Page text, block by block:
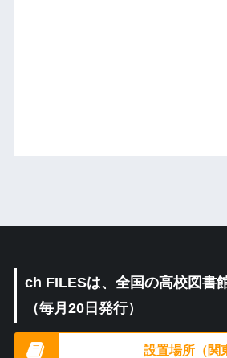
ch FILESは、全国の高校図書
（毎月20日発行）
設置場所（関